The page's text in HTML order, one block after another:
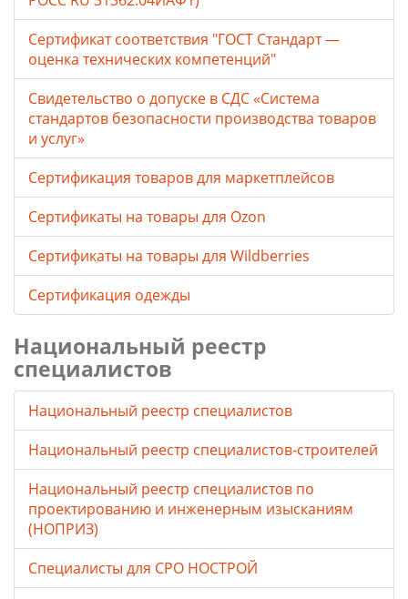
Сертификат соответствия "ГОСТ Стандарт —
оценка технических компетенций"
Свидетельство о допуске в СДС «Система
стандартов безопасности производства товаров
и услуг»
Сертификация товаров для маркетплейсов
Cертификаты на товары для Ozon
Cертификаты на товары для Wildberries
Сертификация одежды
Национальный реестр
специалистов
Национальный реестр специалистов
Национальный реестр специалистов-строителей
Национальный реестр специалистов по
проектированию и инженерным изысканиям
(НОПРИЗ)
Специалисты для СРО НОСТРОЙ